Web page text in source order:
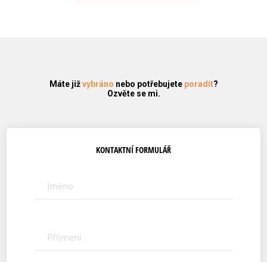
Máte jižvybráno nebo potřebujete poradit?
Ozvěte se mi.
KONTAKTNÍ FORMULÁŘ